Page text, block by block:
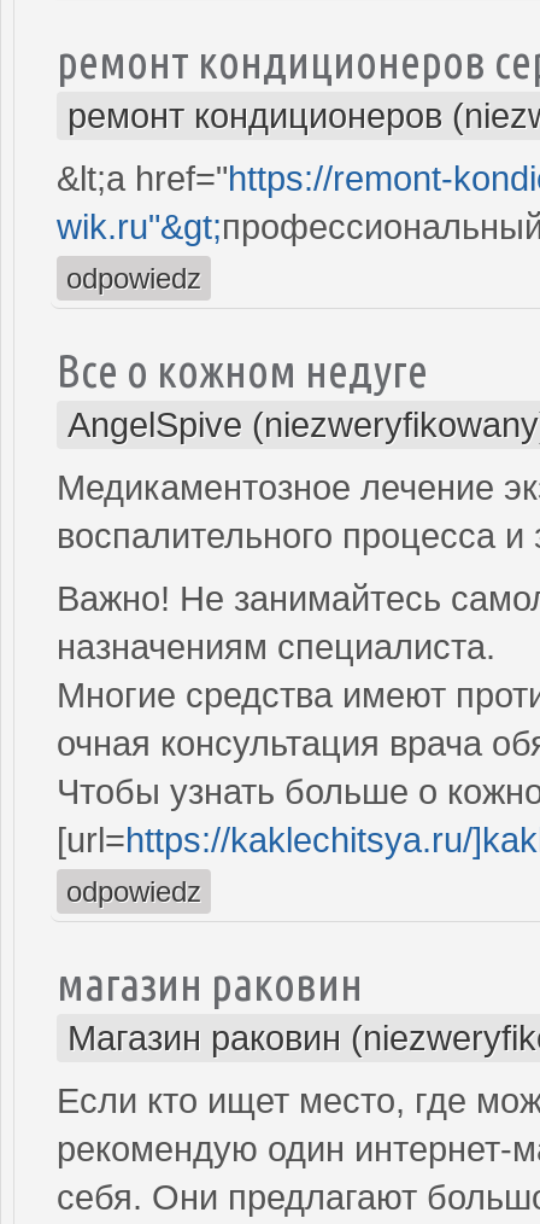
ремонт кондиционеров
ремонт кондиционеров
&lt;a href="https://remont-
wik.ru"&gt;
odpowiedz
Все о кожном недуге
AngelSpive
Медикаментозное лечение
воспалительного процесса и
Важно! Не занимайтесь
назначениям специалиста.
Многие средства имеют
очная консультация врача
Чтобы узнать больше о
[url=https://kaklechitsya.ru/
odpowiedz
магазин раковин
Магазин раковин
Если кто ищет место, где
рекомендую один интернет-
себя. Они предлагают